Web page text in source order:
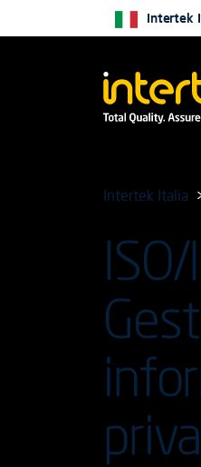
Intertek
Intertek Italia